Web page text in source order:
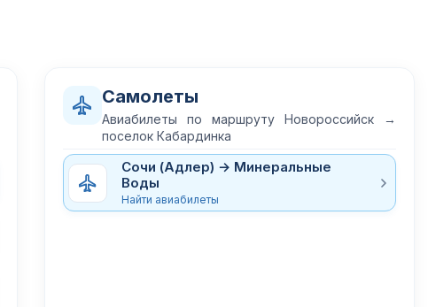
Самолеты
Авиабилеты по маршруту Новороссийск →
поселок Кабардинка
Сочи (Адлер) → Минеральные
Воды
Найти авиабилеты